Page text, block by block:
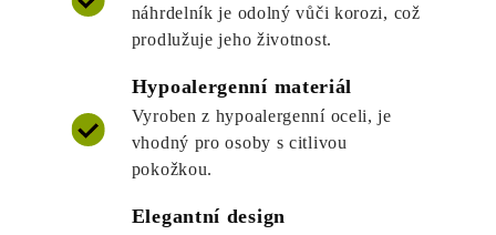
náhrdelník je odolný vůči korozi, což
prodlužuje jeho životnost.
Hypoalergenní materiál
Vyroben z hypoalergenní oceli, je
vhodný pro osoby s citlivou
pokožkou.
Elegantní design